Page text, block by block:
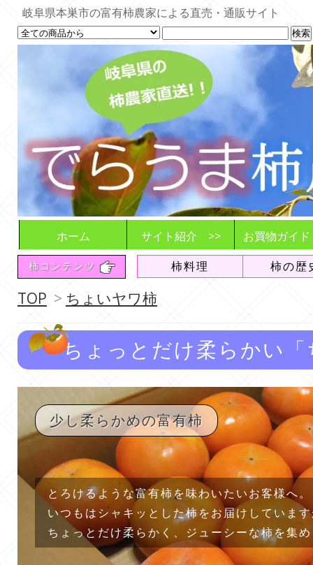
岐阜県本巣市の富有柿農家による直売・通販サイト
ホーム
サイト紹介 >>
でらうま柿農園とは
商品とご利用シーン
お届けする柿
お買物ガイ
販売や発送
ご注文の流れ
注意事項や
収穫・発送
追加販売情報
送料について
よくある質問
柿コンテンツ 柿料理 柿の歴
TOP > ちょいヤワ柿
ちょっとだけ柔らかい
少し柔らかめの富有柿
とろけるような富有柿を味わいたいお客様へ。
いつもはシャキッとした柿をお届けしていま
ちょっとだけ柔らかく、ジューシーな柿を集